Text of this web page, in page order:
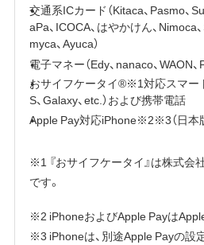
交通系ICカード（Kitaca、Pasmo、
aPa、ICOCA、はやかけん、Nimoca
myca、Ayuca）
電子マネー（Edy、nanaco、WAON、
おサイフケータイ®※1対応スマー
S、Galaxy、etc.）および携帯電話
Apple Pay‎対応iPhone※2※3（日本
※1 『おサイフケータイ』は株式会
です。
※2 iPhoneおよびApple Payは
※3 iPhoneは、別途Apple Payの設